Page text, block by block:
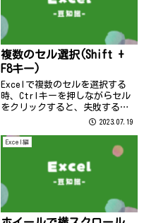
複数のセル選択(Shift +
F8キー)
Excelで複数のセルを選択する
時、Ctrlキーを押しながらセル
をクリックすると、失敗する時
ありませんか？複数のセルをミ
す！ を押すと「選択内容の追加
または削除」という状態にな
り、あとはセルをクリックする
2023.07.19
Excel編